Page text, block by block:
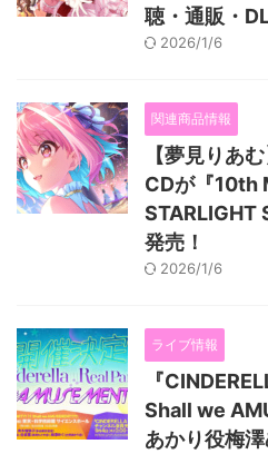
聴・通販・
2026/1/6
関連商品情報
【夢見りあ
CDが『10th
STARLIGHT
発売！
2026/1/6
ライブ情報
『
Shall we
あかり役梅